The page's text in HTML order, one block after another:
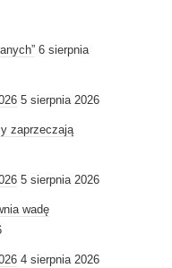
6 sierpnia
5 sierpnia 2026
zaprzeczają
5 sierpnia 2026
wadę
4 sierpnia 2026